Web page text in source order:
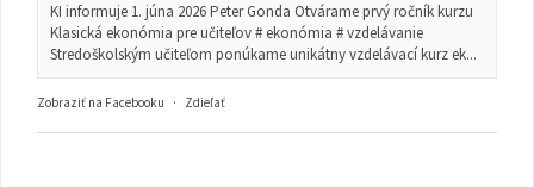
KI informuje 1. júna 2026 Peter Gonda Otvárame prvý ročník kurzu
Klasická ekonómia pre učiteľov # ekonómia # vzdelávanie
Stredoškolským učiteľom ponúkame unikátny vzdelávací kurz ek...
Zobraziť na Facebooku · Zdieľať